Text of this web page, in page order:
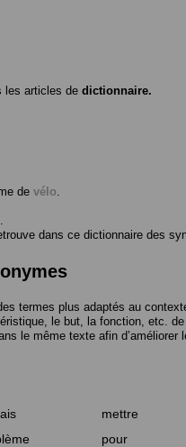
les articles de dictionnaire.
de vélo
dans ce dictionnaire des
termes plus adaptés au
le but, la fonction, etc.
le même texte afin d’améliorer
mettre
pour